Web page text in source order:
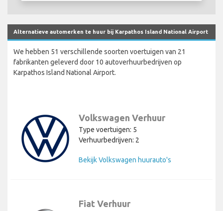
Alternatieve automerken te huur bij Karpathos Island National Airport
We hebben 51 verschillende soorten voertuigen van 21
fabrikanten geleverd door 10 autoverhuurbedrijven op
Karpathos Island National Airport.
Volkswagen Verhuur
Type voertuigen: 5
Verhuurbedrijven: 2
Bekijk Volkswagen huurauto's
Fiat Verhuur